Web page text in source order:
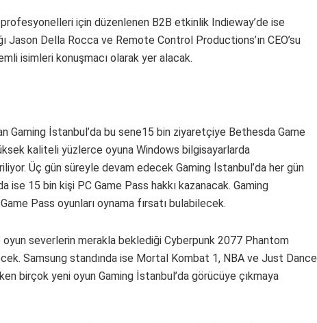
için düzenlenen B2B etkinlik Indieway’de ise
Jason Della Rocca ve Remote Control Productions’ın CEO’su
isimleri konuşmacı olarak yer alacak.
Gaming İstanbul’da bu sene15 bin ziyaretçiye Bethesda Game
kaliteli yüzlerce oyuna Windows bilgisayarlarda
Üç gün süreyle devam edecek Gaming İstanbul’da her gün
ise 15 bin kişi PC Game Pass hakkı kazanacak. Gaming
Pass oyunları oynama fırsatı bulabilecek.
oyun severlerin merakla beklediği Cyberpunk 2077 Phantom
Samsung standında ise Mortal Kombat 1, NBA ve Just Dance
birçok yeni oyun Gaming İstanbul’da görücüye çıkmaya